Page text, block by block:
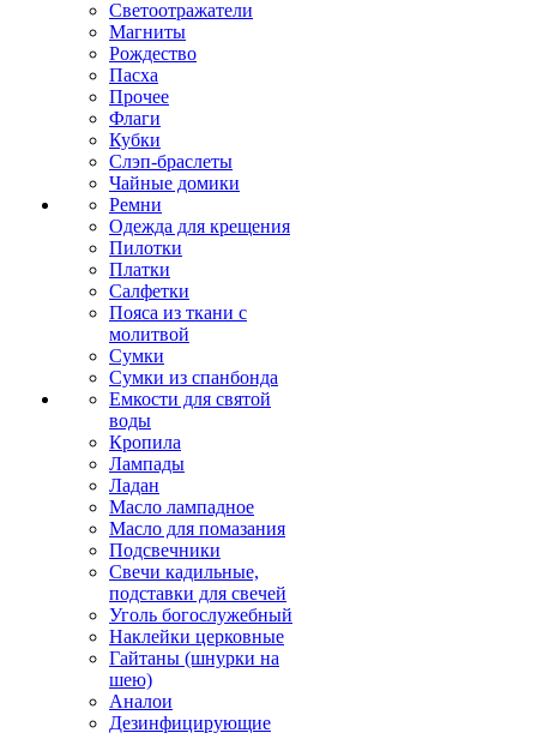
Светоотражатели
Магниты
Рождество
Пасха
Прочее
Флаги
Кубки
Слэп-браслеты
Чайные домики
Ремни
Одежда для крещения
Пилотки
Платки
Салфетки
Пояса из ткани с
молитвой
Сумки
Сумки из спанбонда
Емкости для святой
воды
Кропила
Лампады
Ладан
Масло лампадное
Масло для помазания
Подсвечники
Свечи кадильные,
подставки для свечей
Уголь богослужебный
Наклейки церковные
Гайтаны (шнурки на
шею)
Аналои
Дезинфицирующие